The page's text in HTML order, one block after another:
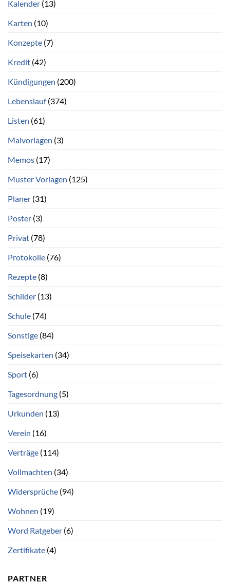
Kalender (13)
Karten (10)
Konzepte (7)
Kredit (42)
Kündigungen (200)
Lebenslauf(374)
Listen (61)
Malvorlagen (3)
Memos (17)
Muster Vorlagen (125)
Planer (31)
Poster (3)
Privat (78)
Protokolle (76)
Rezepte (8)
Schilder (13)
Schule (74)
Sonstige (84)
Speisekarten (34)
Sport (6)
Tagesordnung (5)
Urkunden (13)
Verein (16)
Verträge (114)
Vollmachten (34)
Widersprüche (94)
Wohnen (19)
Word Ratgeber (6)
Zertifikate (4)
PARTNER